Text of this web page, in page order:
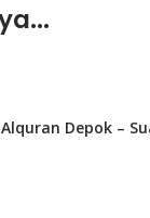
Depok –